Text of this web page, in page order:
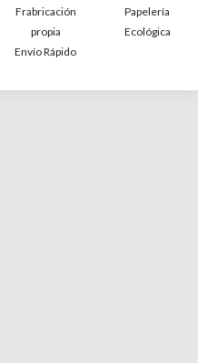
Frabricación
propia
Envío Rápido
Papelería
Ecológica